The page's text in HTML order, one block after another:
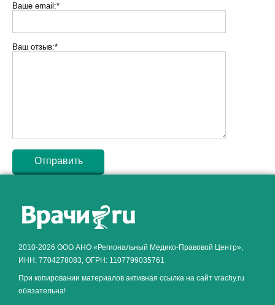
Ваше email:*
Ваш отзыв:*
2010-2026 ООО АНО «Региональный Медико-Правовой Центр»,
ИНН: 7704278083, ОГРН: 1107799035761
При копировании материалов активная ссылка на сайт vrachy.ru
обязательна!